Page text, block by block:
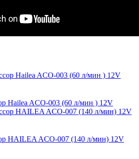
Hailea ACO-003 (60 л/мин ) 12V
HAILEA ACO-007 (140 л/мин) 12V